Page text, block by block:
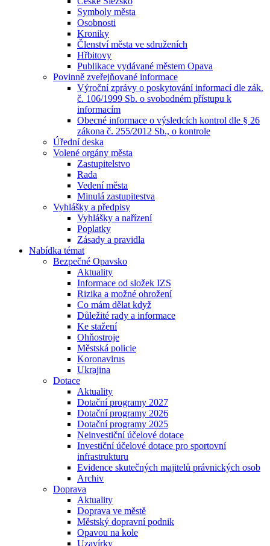
Symboly města
Osobnosti
Kroniky
Členství města ve sdruženích
Hřbitovy
Publikace vydávané městem Opava
Povinně zveřejňované informace
Výroční zprávy o poskytování informací dle zák.
č. 106/1999 Sb. o svobodném přístupu k
informacím
Obecné informace o výsledcích kontrol dle § 26
zákona č. 255/2012 Sb., o kontrole
Úřední deska
Volené orgány města
Zastupitelstvo
Rada
Vedení města
Minulá zastupitestva
Vyhlášky a předpisy
Vyhlášky a nařízení
Poplatky
Zásady a pravidla
Nabídka témat
Bezpečné Opavsko
Aktuality
Informace od složek IZS
Rizika a možné ohrožení
Co mám dělat když
Důležité rady a informace
Ke stažení
Ohňostroje
Městská policie
Koronavirus
Ukrajina
Dotace
Aktuality
Dotační programy 2027
Dotační programy 2026
Dotační programy 2025
Neinvestiční účelové dotace
Investiční účelové dotace pro sportovní
infrastrukturu
Evidence skutečných majitelů právnických osob
Archiv
Doprava
Aktuality
Doprava ve městě
Městský dopravní podnik
Opavou na kole
Uzavírky